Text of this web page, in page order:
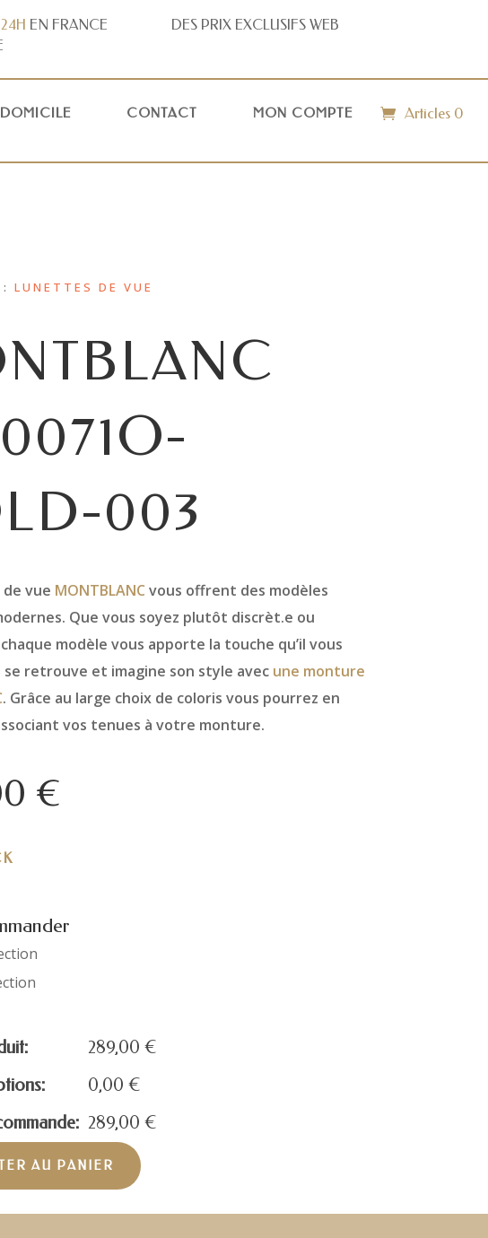
EN FRANCE
DES PRIX EXCLUSIFS WEB
CONTACT MON COMPTE Articles 0
LUNETTES DE VUE
003
vue MONTBLANC vous offrent des modèles
Que vous soyez plutôt discrèt.e ou
modèle vous apporte la touche qu’il vous
se retrouve et imagine son style avec une monture
. Grâce au large choix de coloris vous pourrez en
vos tenues à votre monture.
€
289,00 €
0,00 €
289,00 €
AU PANIER